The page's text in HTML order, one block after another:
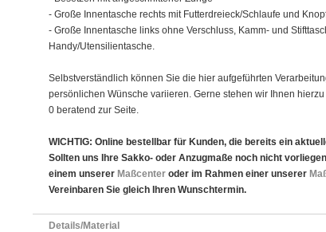
- Große Innentasche rechts mit Futterdreieck/Schlaufe und
- Große Innentasche links ohne Verschluss, Kamm- und
Handy/Utensilientasche.
Selbstverständlich können Sie die hier aufgeführten
persönlichen Wünsche variieren. Gerne stehen wir Ihnen
0 beratend zur Seite.
WICHTIG: Online bestellbar für Kunden, die bereits ein
Sollten uns Ihre Sakko- oder Anzugmaße noch nicht
einem unserer Maßcenter oder im Rahmen einer unserer
Vereinbaren Sie gleich Ihren Wunschtermin.
Details/Material